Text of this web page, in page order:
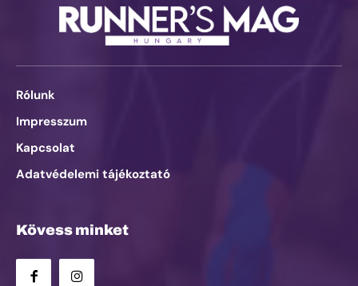
Rólunk
Impresszum
Kapcsolat
Adatvédelemi tájékoztató
Kövess minket